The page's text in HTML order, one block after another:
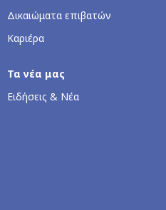
Δικαιώματα επιβατών
Καριέρα
Τα νέα μας
Ειδήσεις & Νέα